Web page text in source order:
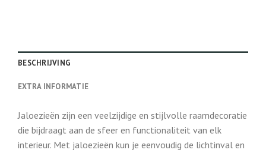
BESCHRIJVING
EXTRA INFORMATIE
Jaloezieën zijn een veelzijdige en stijlvolle raamdecoratie
die bijdraagt aan de sfeer en functionaliteit van elk
interieur. Met jaloezieën kun je eenvoudig de lichtinval en